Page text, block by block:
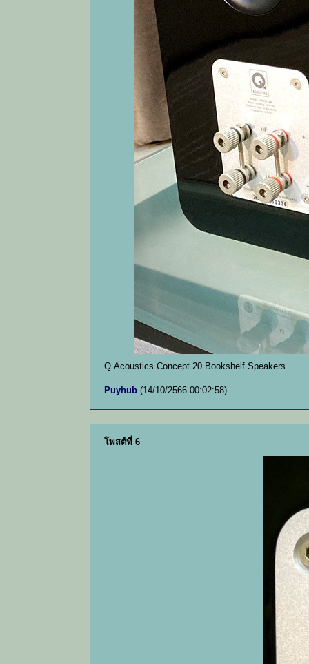
Q Acoustics Concept 20 Bookshelf Speakers
Puyhub (14/10/2566 00:02:58)
โพสต์ที่ 6